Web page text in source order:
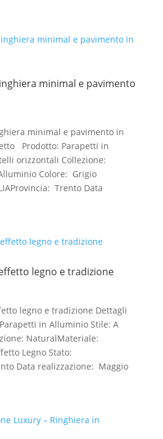
minimal e pavimento
minimal e pavimento in
Prodotto: Parapetti in
orizzontali Collezione:
Colore: Grigio
Trento Data
legno e tradizione
legno e tradizione Dettagli
in Alluminio Stile: A
NaturalMateriale:
Legno Stato:
Data realizzazione: Maggio